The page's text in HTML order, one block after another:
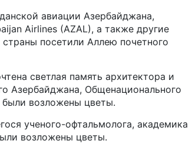
авиации Азербайджана,
Airlines (AZAL), а также другие
посетили Аллею почетного
светлая память архитектора и
Азербайджана, Общенационального
были возложены цветы.
ученого-офтальмолога, академика
возложены цветы.